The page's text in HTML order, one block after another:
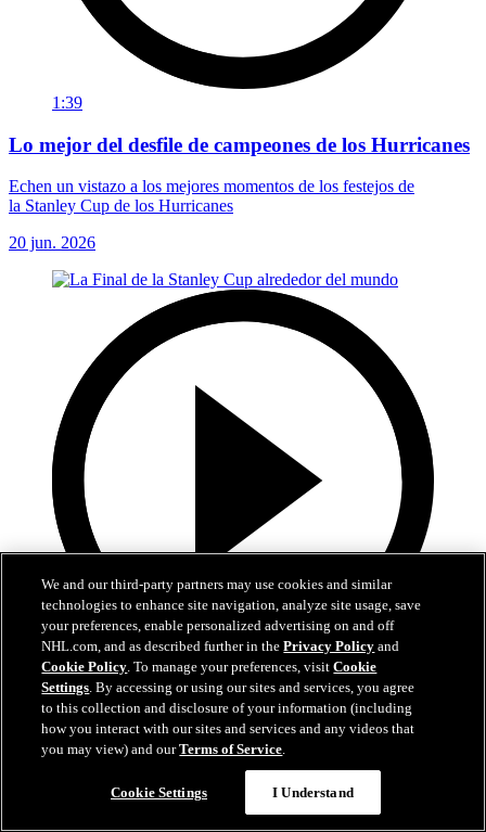
1:39
Lo mejor del desfile de campeones de los Hurricanes
Echen un vistazo a los mejores momentos de los festejos de
la Stanley Cup de los Hurricanes
20 jun. 2026
10:17
La Final de la Stanley Cup alrededor del mundo
Reviva los mejores momentos de la Final en 21 transmisiones y 14
idiomas diferentes
16 jun. 2026
We and our third-party partners may use cookies and similar
technologies to enhance site navigation, analyze site usage, save
your preferences, enable personalized advertising on and off
NHL.com, and as described further in thePrivacy Policy and
Cookie Policy. To manage your preferences, visitCookie
Settings. By accessing or using our sites and services, you agree
to this collection and disclosure of your information (including
how you interact with our sites and services and any videos that
you may view) and ourTerms of Service.
Cookie Settings I Understand